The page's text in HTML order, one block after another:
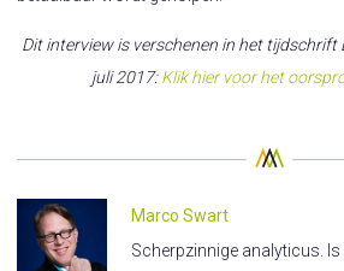
Dit interview is verschenen in het tijdschrift
juli 2017:Klik hier voor het
Marco Swart
Scherpzinnige analyticus. Is